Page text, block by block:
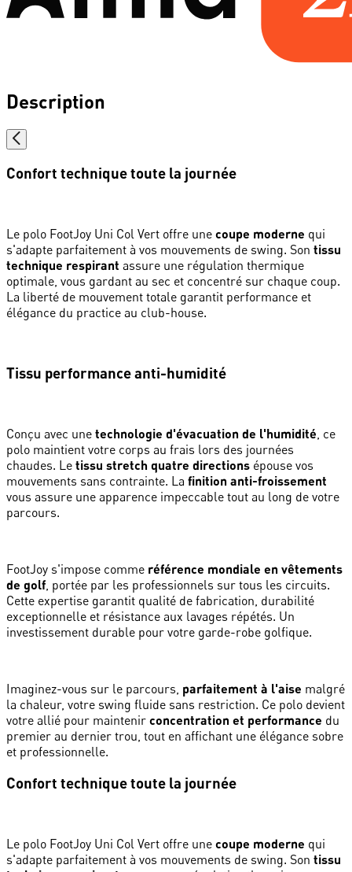
Description
Confort technique toute la journée
Le polo FootJoy Uni Col Vert offre une coupe moderne qui
s'adapte parfaitement à vos mouvements de swing. Son tissu
technique respirant assure une régulation thermique
optimale, vous gardant au sec et concentré sur chaque coup.
La liberté de mouvement totale garantit performance et
élégance du practice au club-house.
Tissu performance anti-humidité
Conçu avec une technologie d'évacuation de l'humidité , ce
polo maintient votre corps au frais lors des journées
chaudes. Le tissu stretch quatre directions épouse vos
mouvements sans contrainte. La finition anti-froissement
vous assure une apparence impeccable tout au long de votre
parcours.
FootJoy s'impose comme référence mondiale en vêtements
de golf , portée par les professionnels sur tous les circuits.
Cette expertise garantit qualité de fabrication, durabilité
exceptionnelle et résistance aux lavages répétés. Un
investissement durable pour votre garde-robe golfique.
Imaginez-vous sur le parcours, parfaitement à l'aise malgré
la chaleur, votre swing fluide sans restriction. Ce polo devient
votre allié pour maintenir concentration et performance du
premier au dernier trou, tout en affichant une élégance sobre
et professionnelle.
Confort technique toute la journée
Le polo FootJoy Uni Col Vert offre une coupe moderne qui
s'adapte parfaitement à vos mouvements de swing. Son tissu